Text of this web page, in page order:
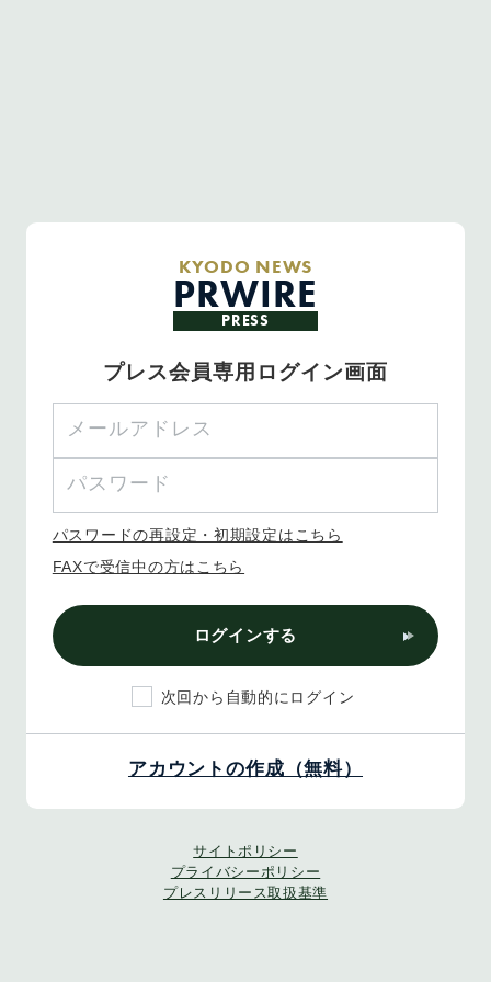
KYODO NEWS
PRWIRE
PRESS
プレス会員専用ログイン画面
パスワードの再設定・初期設定はこちら
FAXで受信中の方はこちら
ログインする
次回から自動的にログイン
アカウントの作成（無料）
サイトポリシー
プライバシーポリシー
プレスリリース取扱基準